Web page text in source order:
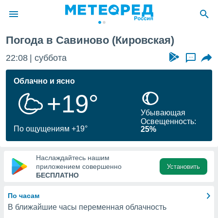
о
Вы можете
к этому
доступ
Погода в Савиново (Кировская)
22:08 суббота ...
Облачно и ясно
+19°
По ощущениям +19°
Убывающая
Освещенность:
25%
Наслаждайтесь нашим
приложением совершенно
БЕСПЛАТНО
Установить
По часам
В ближайшие часы переменная облачность